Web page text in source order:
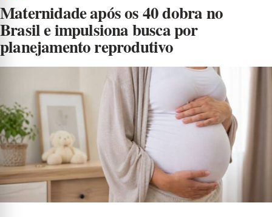
Maternidade após os 40 dobra no
Brasil e impulsiona busca por
planejamento reprodutivo